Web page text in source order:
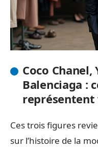
Coco
Balenciaga :
Ces trois figures
sur l’histoire de la